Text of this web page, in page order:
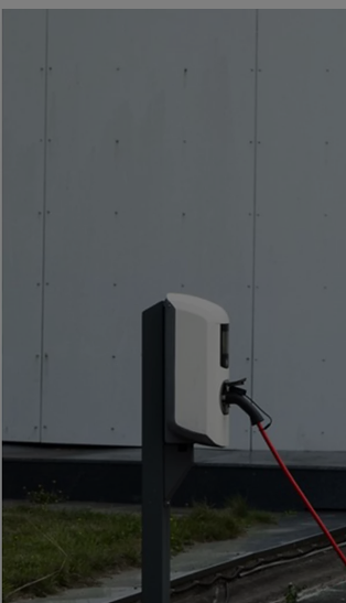
Od105 300 zł